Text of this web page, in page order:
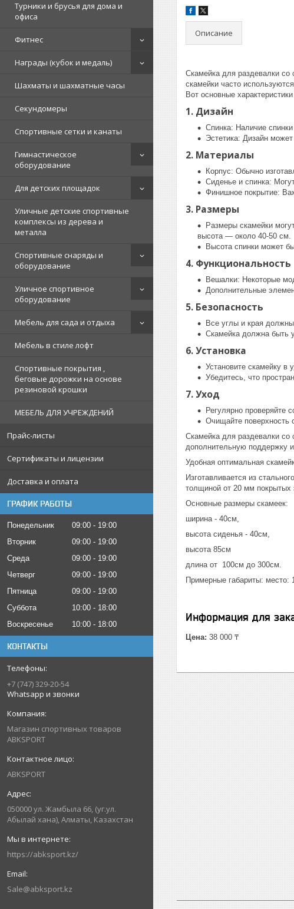
Турники и брусья для дома и
офиса
Фитнес
Награды (кубок и медаль)
Шахматы и шахматные часы
Секундомеры
Спортивные сетки и канаты
Гимнастическое
оборудование
Для детских площадок
Уличные детские спортивные
комплексы из дерева и
металла
Спортивные снаряды и
оборудование
Уличное спортивное
оборудование
Мебель для сада и отдыха
Мебель в стиле лофт
Спортивные покрытия ,
беговые дорожки на основе
резиновой крошки
МЕБЕЛЬ ДЛЯ УЧРЕЖДЕНИЙ
Прайс-листы
Сертификаты и лицензии
Доставка и оплата
ГРАФИК РАБОТЫ
Понедельник 09:00
19:00
Вторник
09:00
19:00
Среда
09:00
19:00
Четверг
09:00
19:00
Пятница
09:00
19:00
Суббота
10:00
18:00
Воскресенье
10:00 18:00
КОНТАКТЫ
+7 (747) 329-20-54
Whatsapp и звонки
Магазин спортивных товаров
ABKSPORT
ABKSPORT
050000 ул. Жамбыла 66, (уг.ул.
Абылай хана), Алматы, Казахстан
https://abksport.kz/
Sale@abksport.kz
Описание
Скамейка для раздевалки
скамейки часто
Вот основные
1. Дизайн
Спинка: Наличие
Эстетика: Дизайн
2. Материалы
Корпус: Обычно
Сиденье и спинка:
Финишное покрытие:
3. Размеры
Размеры скамейки
высота — около 40-50 см.
Высота спинки может
4. Функциональность
Вешалки: Некоторые
Дополнительные
5. Безопасность
Все углы и края
Скамейка должна быть
6. Установка
Установите скамейку в
Убедитесь, что
7. Уход
Регулярно проверяйте
Очищайте поверхность
Скамейка для раздевалки со
дополнительную поддержку
Удобная оптимальная
Изготавливается из
толщиной от 20 мм покрытых
Основные размеры скамеек:
ширина - 40см,
высота сиденья - 40см,
высота 85см
длина от 100см до 300см.
Примерные габариты: место:
Информация для
Цена: 38 000 ₸